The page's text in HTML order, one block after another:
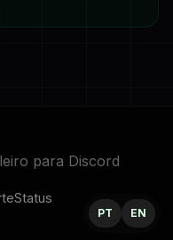
para Discord
Status
PT EN